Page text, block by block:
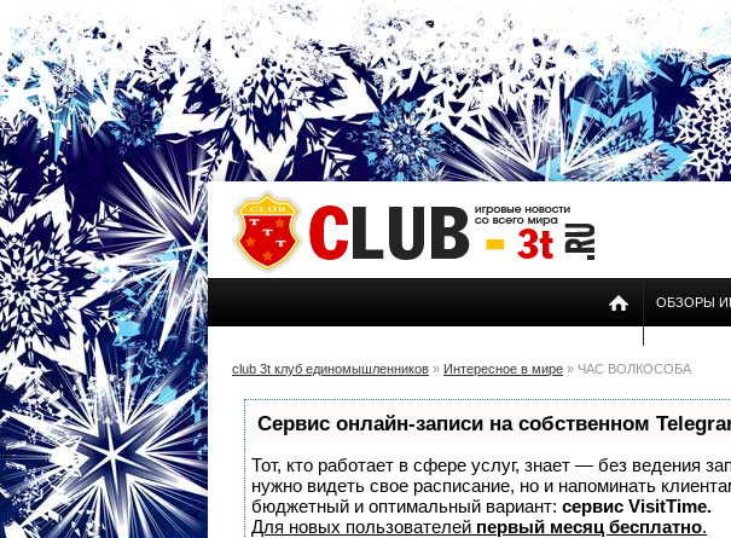
ОБЗОРЫ
club 3t клуб единомышленников » Интересное в мире » ЧАС ВОЛКОСОБА
Сервис онлайн-записи на собственном
Тот, кто работает в сфере услуг, знает — без ведения
нужно видеть свое расписание, но и напоминать
бюджетный и оптимальный вариант: сервис VisitTime.
Для новых пользователей первый месяц бесплатно.